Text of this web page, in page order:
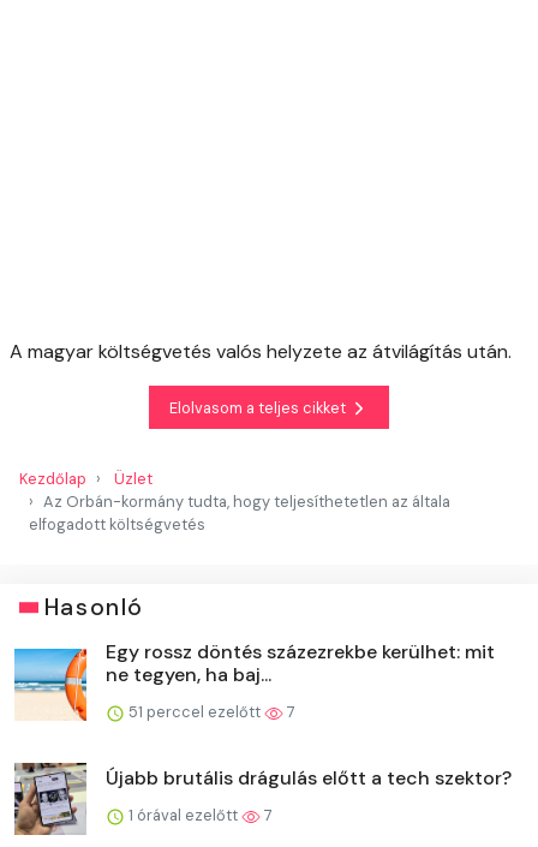
A magyar költségvetés valós helyzete az átvilágítás után.
Elolvasom a teljes cikket
Kezdőlap
Üzlet
Az Orbán-kormány tudta, hogy teljesíthetetlen az általa
elfogadott költségvetés
Hasonló
Egy rossz döntés százezrekbe kerülhet: mit
ne tegyen, ha baj...
51 perccel ezelőtt 7
Újabb brutális drágulás előtt a tech szektor?
1 órával ezelőtt 7